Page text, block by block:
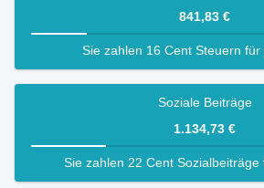
841,83 €
Sie zahlen 16 Cent Steuern
Soziale Beiträge
1.134,73 €
Sie zahlen 22 Cent